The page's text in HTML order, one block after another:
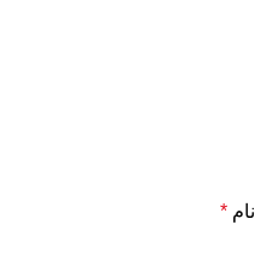
نام *